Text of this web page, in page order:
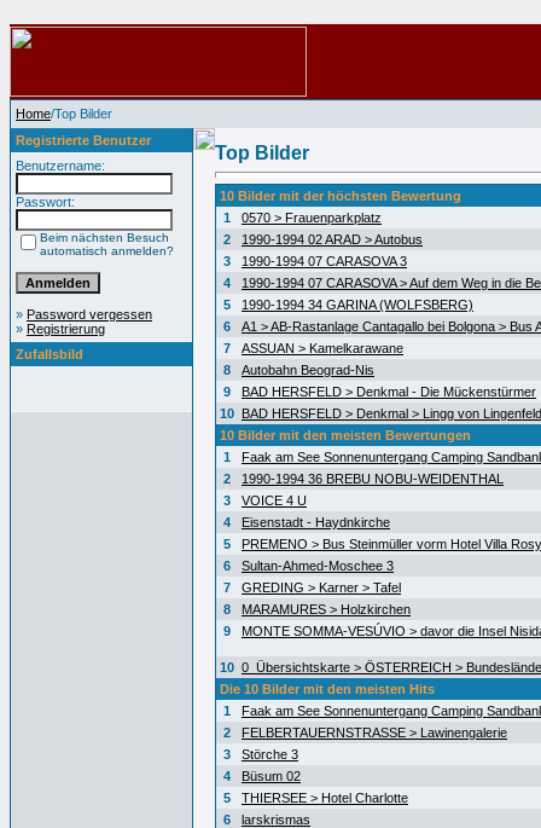
Home/Top Bilder
Registrierte Benutzer
Benutzername:
Passwort:
Beim nächsten Besuch
automatisch anmelden?
» Password vergessen
» Registrierung
Zufallsbild
Top Bilder
10 Bilder mit der höchsten Bewertung
1
0570 > Frauenparkplatz
2
1990-1994 02 ARAD > Autobus
3
1990-1994 07 CARASOVA 3
4
1990-1994 07 CARASOVA > Auf dem Weg in die
5
1990-1994 34 GARINA (WOLFSBERG)
6
A1 > AB-Rastanlage Cantagallo bei Bolgona > Bus
7
ASSUAN > Kamelkarawane
8
Autobahn Beograd-Nis
9
BAD HERSFELD > Denkmal - Die Mückenstürmer
10 BAD HERSFELD > Denkmal > Lingg von Lingenfeld
10 Bilder mit den meisten Bewertungen
1
Faak am See Sonnenuntergang Camping
2
1990-1994 36 BREBU NOBU-WEIDENTHAL
3
VOICE 4 U
4
Eisenstadt - Haydnkirche
5
PREMENO > Bus Steinmüller vorm Hotel Villa Rosy
6
Sultan-Ahmed-Moschee 3
7
GREDING > Karner > Tafel
8
MARAMURES > Holzkirchen
9
MONTE SOMMA-VESÚVIO > davor die Insel
10 0_Übersichtskarte > ÖSTERREICH >
Die 10 Bilder mit den meisten Hits
1
Faak am See Sonnenuntergang Camping
2
FELBERTAUERNSTRASSE > Lawinengalerie
3
Störche 3
4
Büsum 02
5
THIERSEE > Hotel Charlotte
6
larskrismas